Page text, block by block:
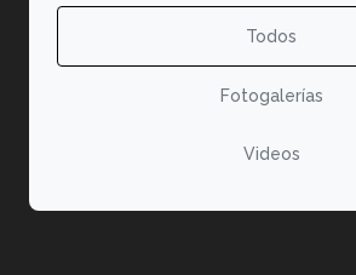
Todos
Fotogalerías
Videos